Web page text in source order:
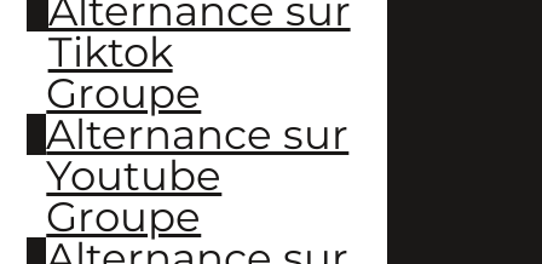
Alternance sur
Tiktok
Groupe
Alternance sur
Youtube
Groupe